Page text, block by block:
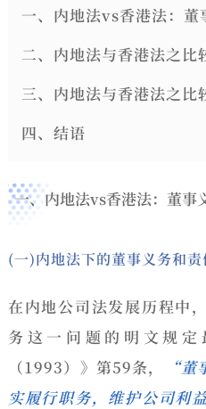
一、内地法vs香港法：董
二、内地法与香港法之比
三、内地法与香港法之
四、结语
一、内地法vs香港法：董事
(一)内地法下的董事义务和责
在内地公司法发展历程中
务这一问题的明文规
（1993）》第59条，
“董
实履行职务，维护公司利